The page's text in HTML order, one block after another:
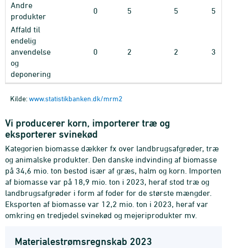
Andre
produkter
0 5 5 5
Affald til
endelig
anvendelse
og
deponering
0 2 2 3
Kilde:www.statistikbanken.dk/mrm2
Vi producerer korn, importerer træ og
eksporterer svinekød
Kategorien biomasse dækker fx over landbrugsafgrøder, træ
og animalske produkter. Den danske indvinding af biomasse
på 34,6 mio. ton bestod især af græs, halm og korn. Importen
af biomasse var på 18,9 mio. ton i 2023, heraf stod træ og
landbrugsafgrøder i form af foder for de største mængder.
Eksporten af biomasse var 12,2 mio. ton i 2023, heraf var
omkring en tredjedel svinekød og mejeriprodukter mv.
Materialestrømsregnskab 2023